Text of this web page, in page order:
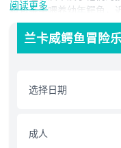
粒包亲手喂养幼年鳄鱼，
世界的恐龙邂逅区，这
屋（Treetopia），这是
点。公园每日开放时间
提供灵活选择。兰卡威
设计，将教育、冒险和
阅读更多
兰卡威鳄鱼冒险
选择日期
成人